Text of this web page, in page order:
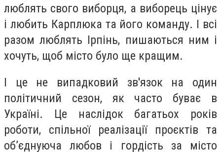
люблять свого виборця, а виборець цінує
і любить Карплюка та його команду. І всі
разом люблять Ірпінь, пишаються ним і
хочуть, щоб місто було ще кращим.
І це не випадковий зв'язок на один
політичний сезон, як часто буває в
Україні. Це наслідок багатьох років
роботи, спільної реалізації проєктів та
об’єднуюча любов і гордість за місто